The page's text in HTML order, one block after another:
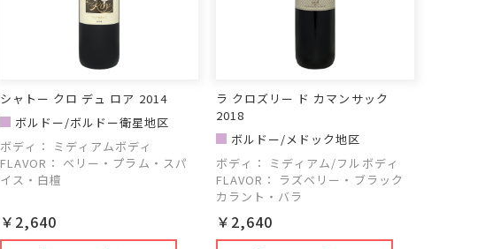
シャトー クロ デュ ロア 2014
ボルドー/ボルドー衛星地区
ボディ：
ミディアムボディ
FLAVOR： ベリー・プラム・スパ
イス・白檀
￥2,640
ラ クロズリー ド カマンサック
2018
ボルドー/メドック地区
ボディ：
ミディアム/フルボディ
FLAVOR：
ラズベリー・ブラック
カラント・バラ
￥2,640